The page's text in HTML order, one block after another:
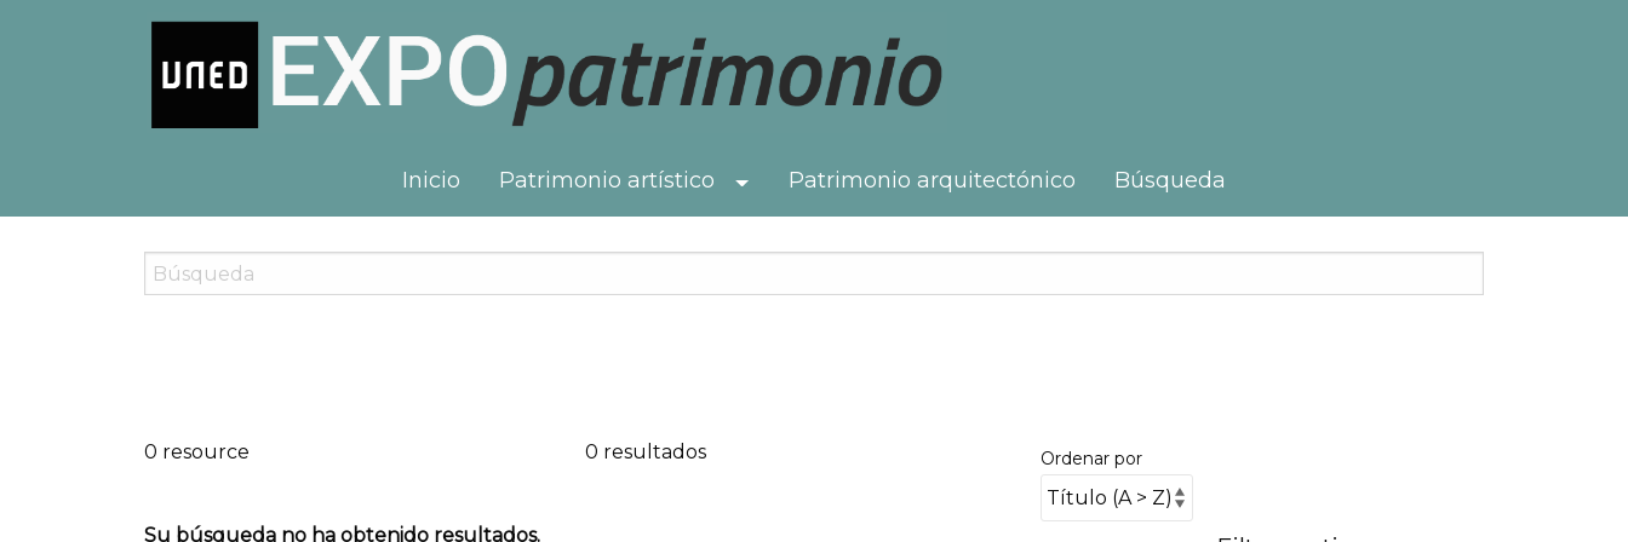
Inicio Patrimonio artístico Toggle Dropdown
Patrimonio arquitectónico Búsqueda
0 resource 0 resultados Ordenar por
Su búsqueda no ha obtenido resultados.